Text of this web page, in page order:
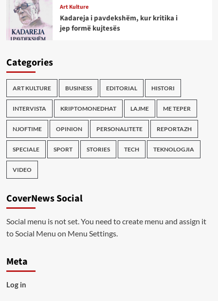
Art Kulture
Kadareja i pavdekshëm, kur kritika i
jep formë kujtesës
Categories
ART KULTURE BUSINESS EDITORIAL HISTORI
INTERVISTA KRIPTOMONEDHAT LAJME ME TEPER
NJOFTIME OPINION PERSONALITETE REPORTAZH
SPECIALE SPORT STORIES TECH TEKNOLOGJIA
VIDEO
CoverNews Social
Social menu is not set. You need to create menu and assign it
to Social Menu on Menu Settings.
Meta
Log in